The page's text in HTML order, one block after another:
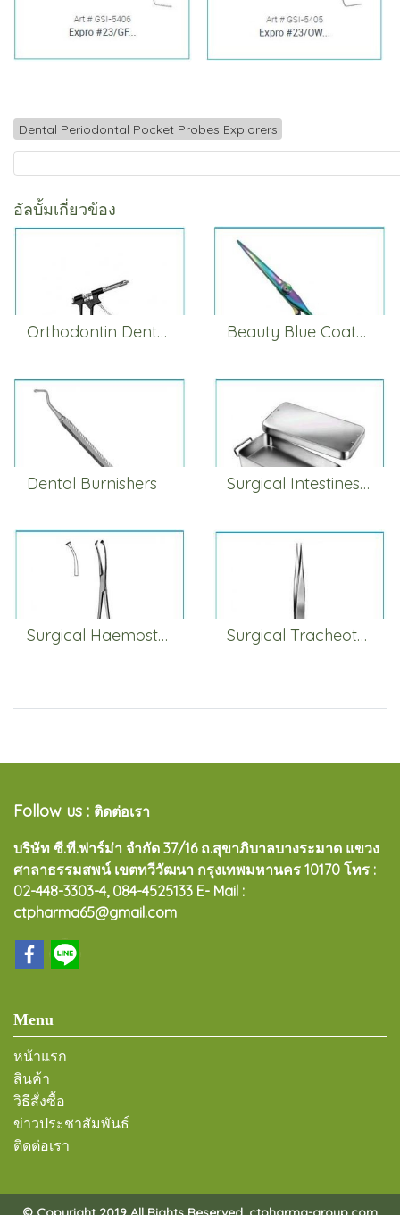
Dental Periodontal Pocket Probes Explorers
อัลบั้มเกี่ยวข้อง
Orthodontin Dental Syringes Beauty Blue Coated
Dental Burnishers Surgical Intestines & Stomach
Surgical Haemostatic Forceps Surgical Tracheotomy
Follow us : ติดต่อเรา
บริษัท ซี.ที.ฟาร์ม่า จำกัด 37/16 ถ.สุขาภิบาลบางระมาด แขวง
ศาลาธรรมสพน์ เขตทวีวัฒนา กรุงเทพมหานคร 10170 โทร :
02-448-3303-4, 084-4525133 E- Mail :
ctpharma65@gmail.com
Menu
หน้าแรก
สินค้า
วิธีสั่งซื้อ
ข่าวประชาสัมพันธ์
ติดต่อเรา